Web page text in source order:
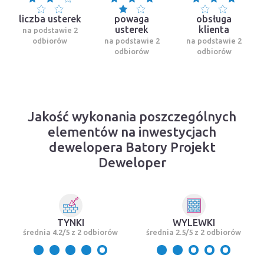
liczba usterek
na podstawie 2
odbiorów
powaga
usterek
na podstawie 2
odbiorów
obsługa
klienta
na podstawie 2
odbiorów
Jakość wykonania poszczególnych
elementów na inwestycjach
dewelopera Batory Projekt
Deweloper
TYNKI
średnia 4.2/5 z 2 odbiorów
WYLEWKI
średnia 2.5/5 z 2 odbiorów